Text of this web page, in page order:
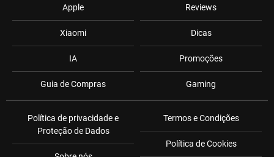
Apple
Xiaomi
IA
Guia de Compras
Reviews
Dicas
Promoções
Gaming
Política de privacidade e
Proteção de Dados
Termos e Condições
Política de Cookies